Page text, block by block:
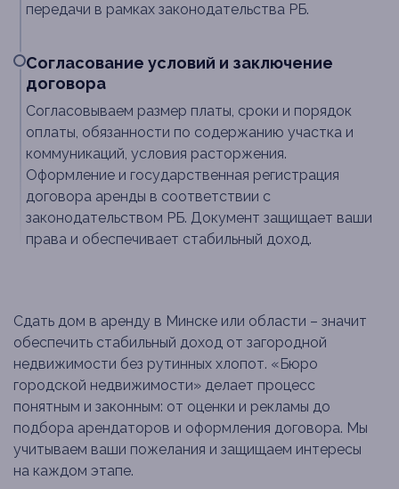
передачи в рамках законодательства РБ.
Согласование условий и заключение
договора
Согласовываем размер платы, сроки и порядок
оплаты, обязанности по содержанию участка и
коммуникаций, условия расторжения.
Оформление и государственная регистрация
договора аренды в соответствии с
законодательством РБ. Документ защищает ваши
права и обеспечивает стабильный доход.
Сдать дом в аренду в Минске или области – значит
обеспечить стабильный доход от загородной
недвижимости без рутинных хлопот. «Бюро
городской недвижимости» делает процесс
понятным и законным: от оценки и рекламы до
подбора арендаторов и оформления договора. Мы
учитываем ваши пожелания и защищаем интересы
на каждом этапе.